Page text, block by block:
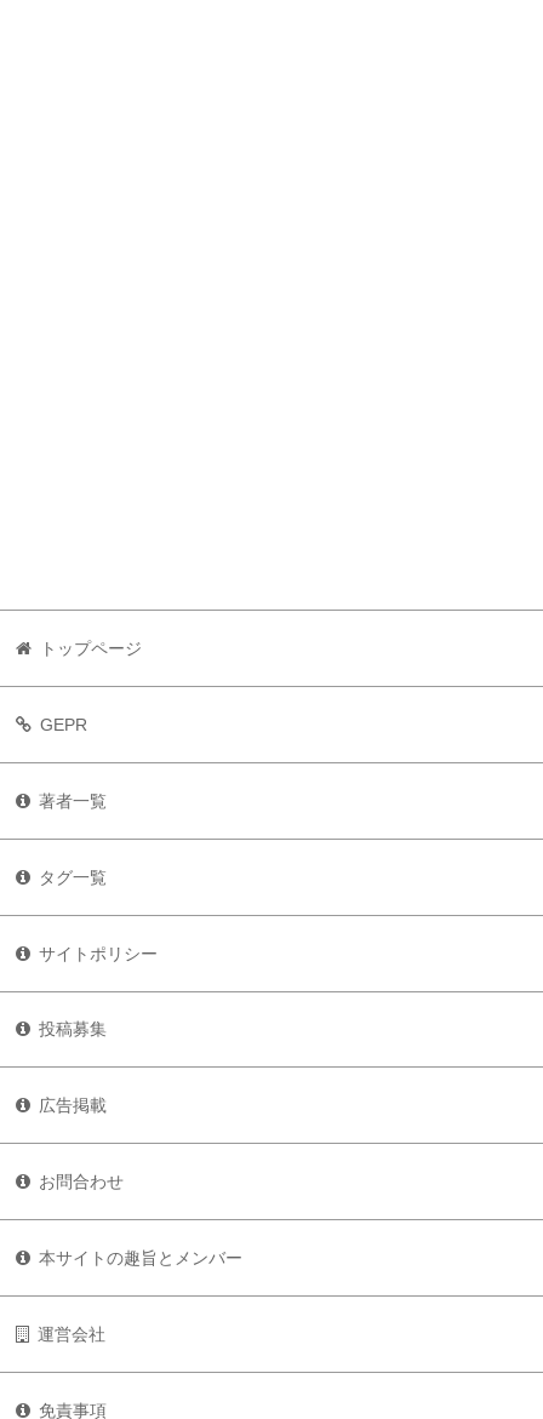
トップページ
GEPR
著者一覧
タグ一覧
サイトポリシー
投稿募集
広告掲載
お問合わせ
本サイトの趣旨とメンバー
運営会社
免責事項